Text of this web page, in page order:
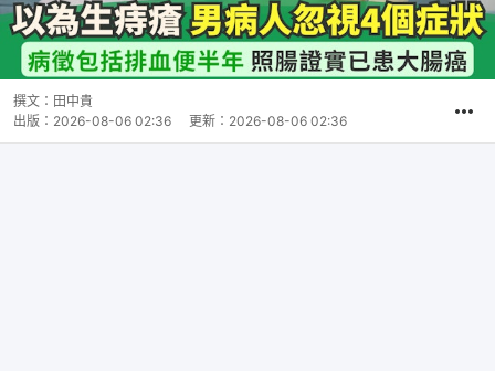
撰文： 田中貴
出版： 2026-08-06 02:36 更新： 2026-08-06 02:36